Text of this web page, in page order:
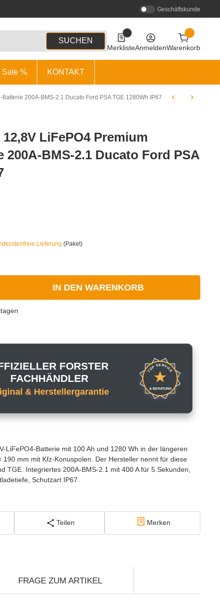
Geschäftskunde
SUCHEN
0 Produkte in der Liste
MerklisteAnmeldenWarenkorb
Sale % KONTAKT
200A-BMS-2.1 Ducato Ford PSA TGE 1280Wh IP67
LiFePO4 Premium
BMS-2.1 Ducato Ford PSA
Lieferung (Paket)
IN DEN WARENKORB
FORSTER
FACHHÄNDLER
& Herstellergarantie
TOP SERVICE
& BERATUNG
LiFePO4-Batterie mit 100 Ah und 1280 Wh in der längeren
190 mm mit Kfz-Konuspolen. Der Hersteller nennt für diese
TGE. Integriertes 200A-BMS-2.1 mit 400 A für 5 Sekunden,
Schutzart IP67.
Teilen Merken
FRAGE ZUM ARTIKEL